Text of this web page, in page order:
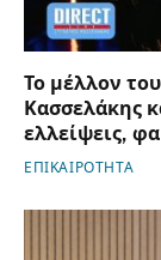
Το μέλλον
Κασσελάκης
ελλείψεις,
ΕΠΙΚΑΙΡΟΤΗΤΑ